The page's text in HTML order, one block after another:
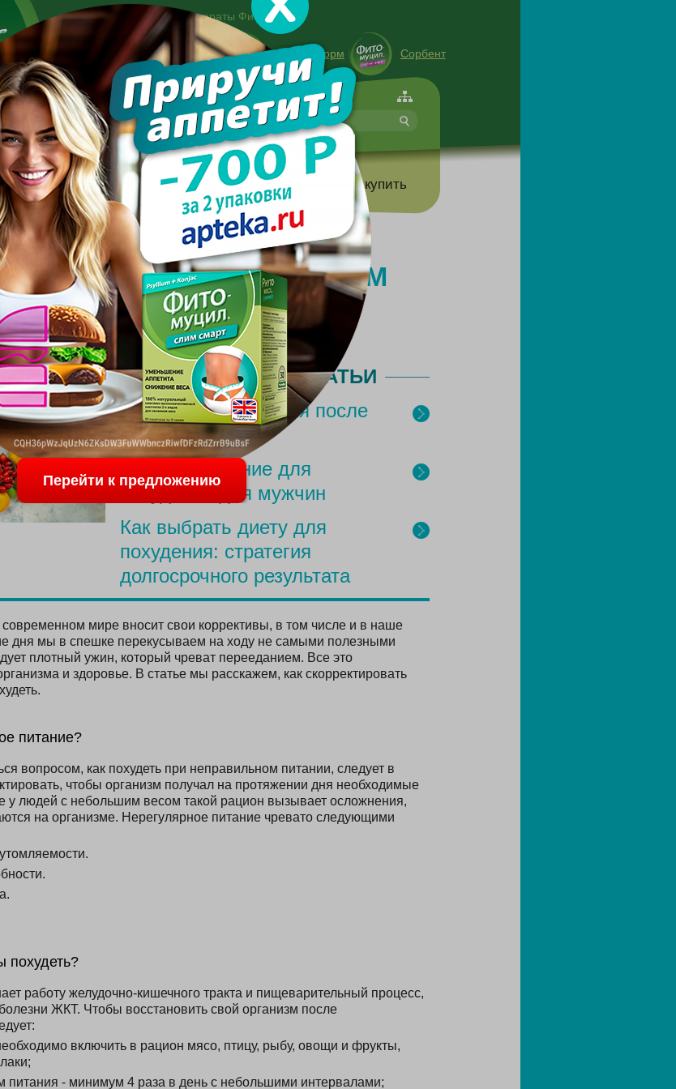
Другие препараты Фитомуцил:
Норм Холестенорм Сорбент
форте
Made in the UK
Консультация специалиста:
+7 495 744-06-27
Усиль эффект Полезно знать Вопрос-ответ Где купить
питании?
ПРИ НЕРЕГУЛЯРНОМ
ПИТАНИИ?
ПОСЛЕДНИЕ СТАТЬИ
Меню для похудения после
родов
Простое питание для
похудения для мужчин
Как выбрать диету для
похудения: стратегия
долгосрочного результата
мире вносит свои коррективы, в том числе и в наше
дня мы в спешке перекусываем на ходу не самыми полезными
плотный ужин, который чреват перееданием. Все это
и здоровье. В статье мы расскажем, как скорректировать
питание?
вопросом, как похудеть при неправильном питании, следует в
чтобы организм получал на протяжении дня необходимые
у людей с небольшим весом такой рацион вызывает осложнения,
на организме. Нерегулярное питание чревато следующими
похудеть?
работу желудочно-кишечного тракта и пищеварительный процесс,
ЖКТ. Чтобы восстановить свой организм после
включить в рацион мясо, птицу, рыбу, овощи и фрукты,
питания - минимум 4 раза в день с небольшими интервалами;
Перейти к предложению